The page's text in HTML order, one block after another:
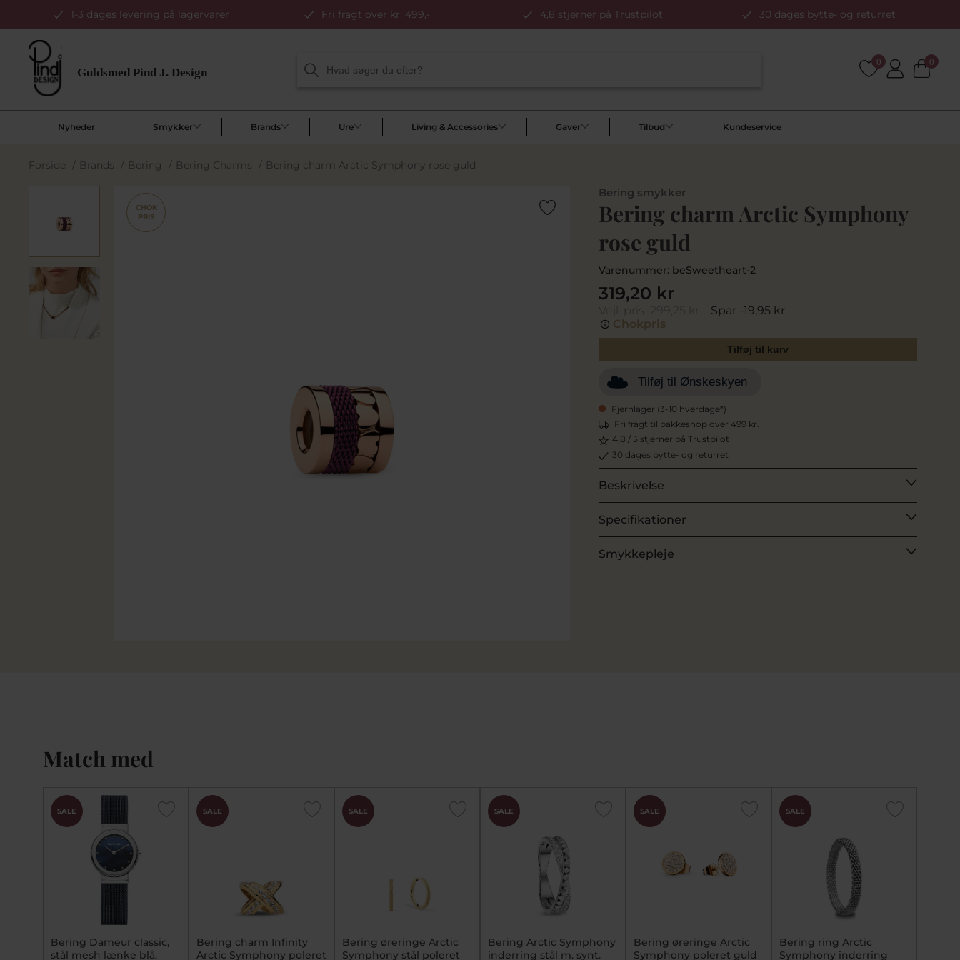
1-3 dages levering på lagervarer Fri fragt over kr. 499,- 4,8 stjerner på Trustpilot 30 dages bytte- og returret
0 0
Nyheder Smykker Brands Ure Living & Accessories Gaver Tilbud Kundeservice
Forside / Brands / Bering / Bering Charms / Bering charm Arctic Symphony rose guld
CHOK
PRIS
Bering smykker
Bering charm Arctic Symphony
rose guld
Varenummer: beSweetheart-2
Vejl. pris299,25 kr Spar -19,95 kr
319,20 kr
Chokpris
Tilføj til kurv
Tilføj til Ønskeskyen
Fjernlager (3-10 hverdage*)
Fri fragt til pakkeshop over 499 kr.
4,8 / 5 stjerner på Trustpilot
30 dages bytte- og returret
Beskrivelse
Specifikationer
Smykkepleje
Match med
SALE
Bering Dameur classic,
stål mesh lænke blå,
SALE
Bering charm Infinity
Arctic Symphony poleret
SALE
Bering øreringe Arctic
Symphony stål poleret
SALE
Bering Arctic Symphony
inderring stål m. synt.
CHOK
PRIS
SALE
Bering øreringe Arctic
Symphony poleret guld
SALE
Bering ring Arctic
Symphony inderring